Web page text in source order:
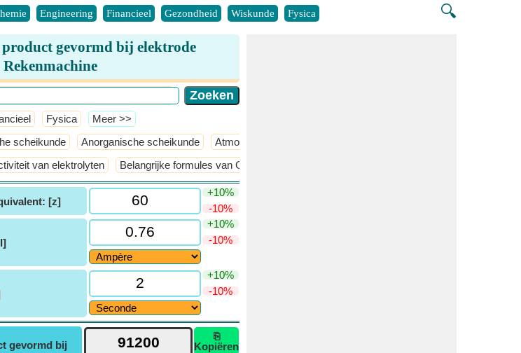
🔍
Engineering Financieel Gezondheid Wiskunde Fysica
gevormd bij elektrode
Rekenmachine
Fysica ​Meer >>
scheikunde Anorganische scheikunde Atmosferische Chemie
van elektrolyten Belangrijke formules van Gibbs Vrije Energie en Entropie en Helmholtz Vrije Energie en
[z]
+10%
-10%
+10%
-10%
+10%
-10%
gevormd bij
⎘
Kopiëren